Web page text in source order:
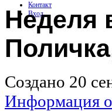
Контакт
Вход
Неделя
Создано 20
Информация о